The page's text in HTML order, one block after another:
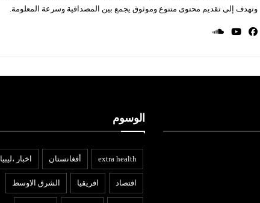
وتهدف إلى تقديم محتوى متنوع وموثوق يجمع بين المصداقية وسرعة المعلومة.
الوسوم
extra health أفغانستان اخبار ،ليبيا
افتصاد افريقيا الشرق الاوسط